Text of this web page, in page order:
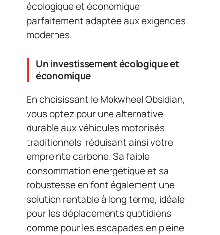
écologique et économique
parfaitement adaptée aux exigences
modernes.
Un investissement écologique et
économique
En choisissant le Mokwheel Obsidian,
vous optez pour une alternative
durable aux véhicules motorisés
traditionnels, réduisant ainsi votre
empreinte carbone. Sa faible
consommation énergétique et sa
robustesse en font également une
solution rentable à long terme, idéale
pour les déplacements quotidiens
comme pour les escapades en pleine